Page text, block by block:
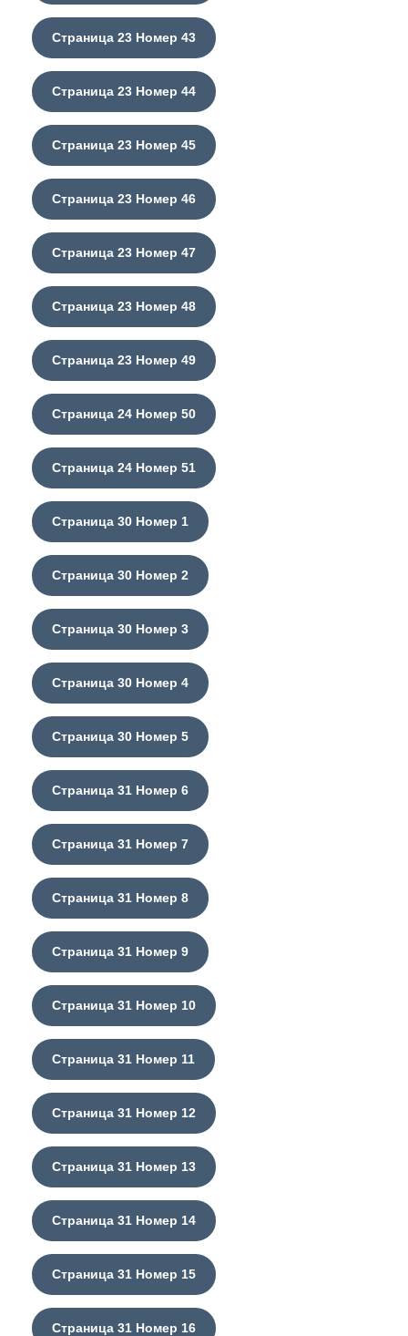
Страница 23 Номер 43
Страница 23 Номер 44
Страница 23 Номер 45
Страница 23 Номер 46
Страница 23 Номер 47
Страница 23 Номер 48
Страница 23 Номер 49
Страница 24 Номер 50
Страница 24 Номер 51
Страница 30 Номер 1
Страница 30 Номер 2
Страница 30 Номер 3
Страница 30 Номер 4
Страница 30 Номер 5
Страница 31 Номер 6
Страница 31 Номер 7
Страница 31 Номер 8
Страница 31 Номер 9
Страница 31 Номер 10
Страница 31 Номер 11
Страница 31 Номер 12
Страница 31 Номер 13
Страница 31 Номер 14
Страница 31 Номер 15
Страница 31 Номер 16